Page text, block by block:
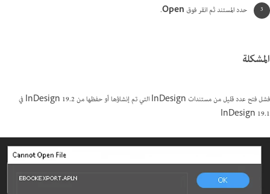
حدد المستند ثم انقر فوقOpen
.
المشكلة
فشل فتح عدد قليل من مستندات InDesign التي تم إنشاؤها أو حفظها من InDesign 19.2 في
InDesign 19.1